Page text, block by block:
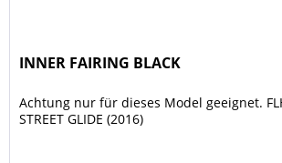
INNER FAIRING BLACK
Achtung nur für dieses Model geeignet.
STREET GLIDE (2016)